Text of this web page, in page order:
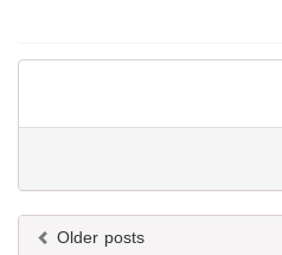
Older posts